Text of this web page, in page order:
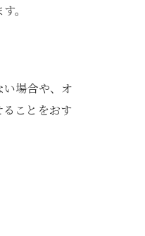
。
場合や、オ
ことをおす